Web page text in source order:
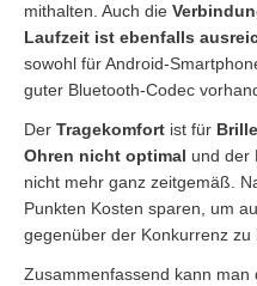
mithalten. Auch die
Laufzeit ist ebenfalls
sowohl für Android-
guter Bluetooth-Codec
Der Tragekomfort ist für
Ohren nicht optimal und der
nicht mehr ganz zeitgemäß.
Punkten Kosten sparen, um
gegenüber der Konkurrenz zu
Zusammenfassend kann man